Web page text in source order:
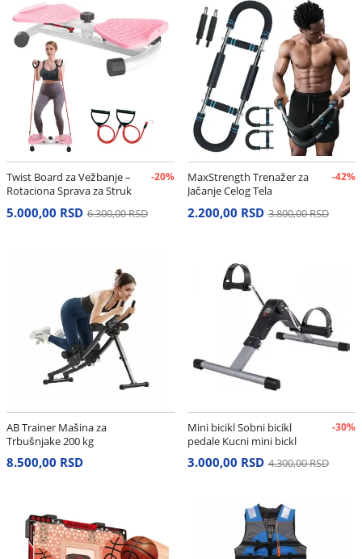
Twist Board za Vežbanje –
Rotaciona Sprava za Struk
-20%
5.000,00 RSD 6.300,00 RSD
MaxStrength Trenažer za
Jačanje Celog Tela
-42%
2.200,00 RSD 3.800,00 RSD
AB Trainer Mašina za
Trbušnjake 200 kg
8.500,00 RSD
Mini bicikl Sobni bicikl
pedale Kucni mini bickl
-30%
3.000,00 RSD 4.300,00 RSD